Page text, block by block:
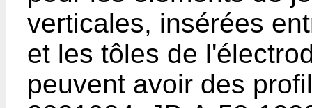
verticales, insérées
et les tôles de
peuvent avoir des